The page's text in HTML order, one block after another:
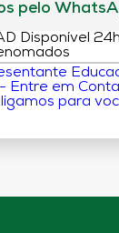
pelo
Disponível 24h
Entre em
para